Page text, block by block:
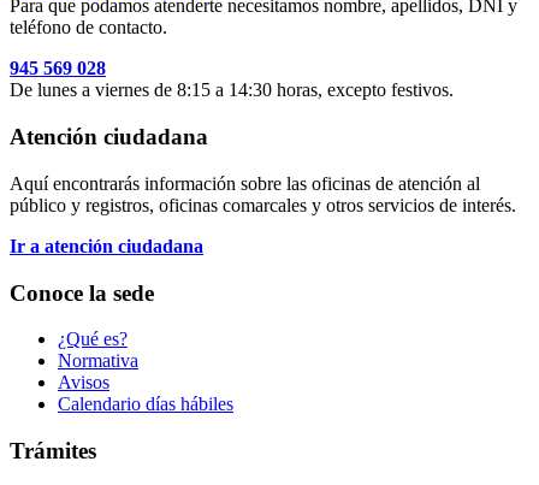
Para que podamos atenderte necesitamos nombre, apellidos, DNI y
teléfono de contacto.
945 569 028
De lunes a viernes de 8:15 a 14:30 horas, excepto festivos.
Atención ciudadana
Aquí encontrarás información sobre las oficinas de atención al
público y registros, oficinas comarcales y otros servicios de interés.
Ir a atención ciudadana
Conoce la sede
¿Qué es?
Normativa
Avisos
Calendario días hábiles
Trámites